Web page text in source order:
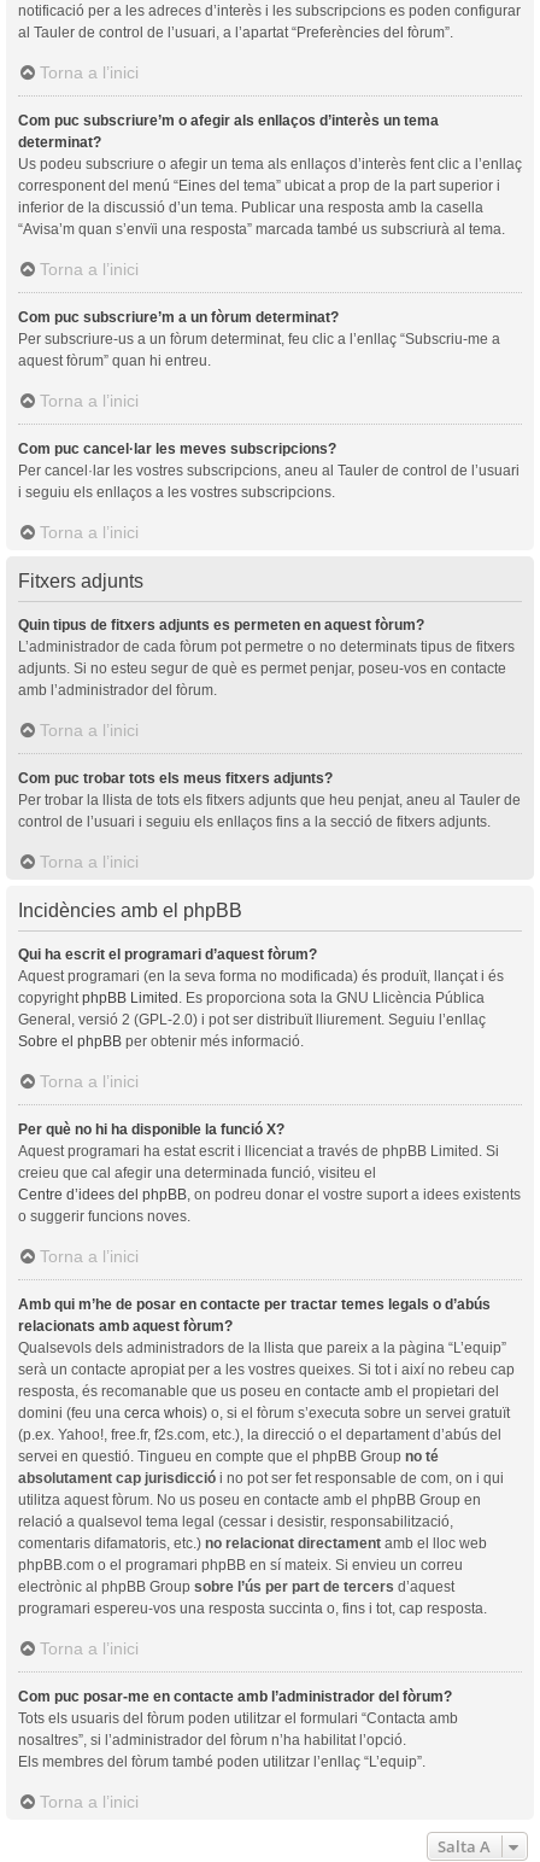
notificació per a les adreces d’interès i les subscripcions es poden configurar
al Tauler de control de l’usuari, a l’apartat “Preferències del fòrum”.
Torna a l’inici
Com puc subscriure’m o afegir als enllaços d’interès un tema
determinat?
Us podeu subscriure o afegir un tema als enllaços d’interès fent clic a l’enllaç
corresponent del menú “Eines del tema” ubicat a prop de la part superior i
inferior de la discussió d’un tema. Publicar una resposta amb la casella
“Avisa’m quan s’envïi una resposta” marcada també us subscriurà al tema.
Torna a l’inici
Com puc subscriure’m a un fòrum determinat?
Per subscriure-us a un fòrum determinat, feu clic a l’enllaç “Subscriu-me a
aquest fòrum” quan hi entreu.
Torna a l’inici
Com puc cancel·lar les meves subscripcions?
Per cancel·lar les vostres subscripcions, aneu al Tauler de control de l’usuari
i seguiu els enllaços a les vostres subscripcions.
Torna a l’inici
Fitxers adjunts
Quin tipus de fitxers adjunts es permeten en aquest fòrum?
L’administrador de cada fòrum pot permetre o no determinats tipus de fitxers
adjunts. Si no esteu segur de què es permet penjar, poseu-vos en contacte
amb l’administrador del fòrum.
Torna a l’inici
Com puc trobar tots els meus fitxers adjunts?
Per trobar la llista de tots els fitxers adjunts que heu penjat, aneu al Tauler de
control de l’usuari i seguiu els enllaços fins a la secció de fitxers adjunts.
Torna a l’inici
Incidències amb el phpBB
Qui ha escrit el programari d’aquest fòrum?
Aquest programari (en la seva forma no modificada) és produït, llançat i és
copyright phpBB Limited . Es proporciona sota la GNU Llicència Pública
General, versió 2 (GPL-2.0) i pot ser distribuït lliurement. Seguiu l’enllaç
Sobre el phpBB per obtenir més informació.
Torna a l’inici
Per què no hi ha disponible la funció X?
Aquest programari ha estat escrit i llicenciat a través de phpBB Limited. Si
creieu que cal afegir una determinada funció, visiteu el
Centre d’idees del phpBB , on podreu donar el vostre suport a idees existents
o suggerir funcions noves.
Torna a l’inici
Amb qui m’he de posar en contacte per tractar temes legals o d’abús
relacionats amb aquest fòrum?
Qualsevols dels administradors de la llista que pareix a la pàgina “L’equip”
serà un contacte apropiat per a les vostres queixes. Si tot i així no rebeu cap
resposta, és recomanable que us poseu en contacte amb el propietari del
domini (feu una cerca whois) o, si el fòrum s’executa sobre un servei gratuït
(p.ex. Yahoo!, free.fr, f2s.com, etc.), la direcció o el departament d’abús del
servei en questió. Tingueu en compte que el phpBB Group no té
absolutament cap jurisdicció i no pot ser fet responsable de com, on i qui
utilitza aquest fòrum. No us poseu en contacte amb el phpBB Group en
relació a qualsevol tema legal (cessar i desistir, responsabilització,
comentaris difamatoris, etc.) no relacionat directament amb el lloc web
phpBB.com o el programari phpBB en sí mateix. Si envieu un correu
electrònic al phpBB Group sobre l’ús per part de tercers d’aquest
programari espereu-vos una resposta succinta o, fins i tot, cap resposta.
Torna a l’inici
Com puc posar-me en contacte amb l’administrador del fòrum?
Tots els usuaris del fòrum poden utilitzar el formulari “Contacta amb
nosaltres”, si l’administrador del fòrum n’ha habilitat l’opció.
Els membres del fòrum també poden utilitzar l’enllaç “L’equip”.
Torna a l’inici
Salta A